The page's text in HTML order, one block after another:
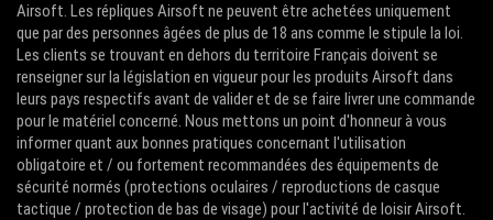
Airsoft. Les répliques Airsoft ne peuvent être achetées uniquement
que par des personnes âgées de plus de 18 ans comme le stipule la loi.
Les clients se trouvant en dehors du territoire Français doivent se
renseigner sur la législation en vigueur pour les produits Airsoft dans
leurs pays respectifs avant de valider et de se faire livrer une commande
pour le matériel concerné. Nous mettons un point d'honneur à vous
informer quant aux bonnes pratiques concernant l'utilisation
obligatoire et / ou fortement recommandées des équipements de
sécurité normés (protections oculaires / reproductions de casque
tactique / protection de bas de visage) pour l'activité de loisir Airsoft.